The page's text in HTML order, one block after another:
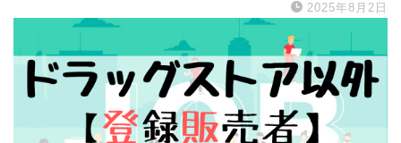
2025年8月2日